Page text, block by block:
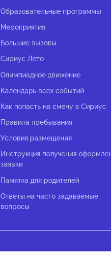
Образовательные программы
Мероприятия
Большие вызовы
Сириус Лето
Олимпиадное движение
Календарь всех событий
Как попасть на смену в Сириус
Правила пребывания
Условия размещения
Инструкция получения
заявки
Памятка для родителей
Ответы на часто задаваемые
вопросы